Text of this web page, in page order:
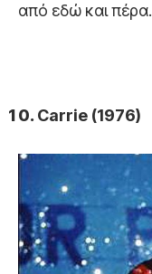
από εδώ και πέρα.
Carrie (1976)